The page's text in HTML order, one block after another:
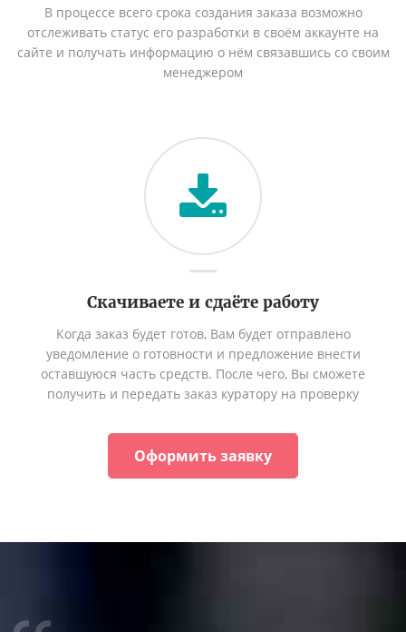
В процессе всего срока создания заказа возможно
отслеживать статус его разработки в своём аккаунте на
сайте и получать информацию о нём связавшись со своим
менеджером
Скачиваете и сдаёте работу
Когда заказ будет готов, Вам будет отправлено
уведомление о готовности и предложение внести
оставшуюся часть средств. После чего, Вы сможете
получить и передать заказ куратору на проверку
Оформить заявку